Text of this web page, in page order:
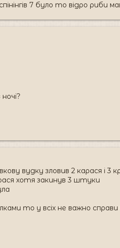
7 було то відро риби
вудку зловив 2 карася і 3
хотя закинув 3 штуки
то у всіх не важно